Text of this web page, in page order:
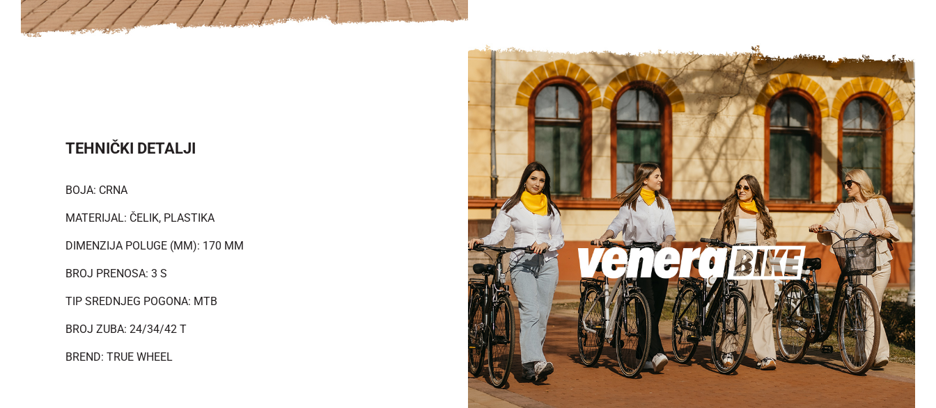
TEHNIČKI DETALJI
BOJA: CRNA
MATERIJAL: ČELIK, PLASTIKA
DIMENZIJA POLUGE (MM): 170 MM
BROJ PRENOSA: 3 S
TIP SREDNJEG POGONA: MTB
BROJ ZUBA: 24/34/42 T
BREND: TRUE WHEEL